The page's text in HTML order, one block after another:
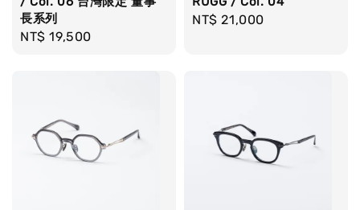
長系列
Regular
NT$ 19,500
Regular
NT$ 21,000